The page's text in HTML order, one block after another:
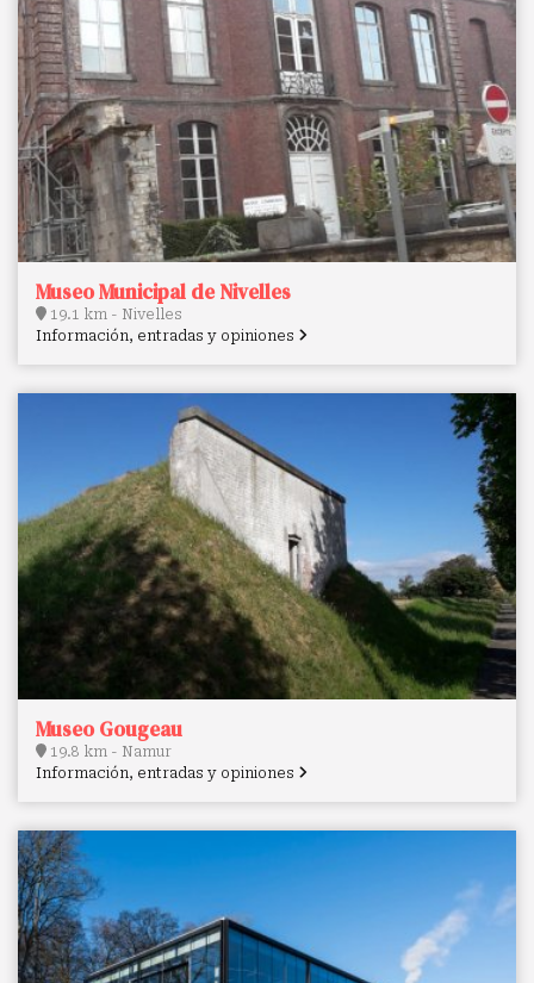
Museo Municipal de Nivelles
19.1 km - Nivelles
Información, entradas y opiniones
Museo Gougeau
19.8 km - Namur
Información, entradas y opiniones